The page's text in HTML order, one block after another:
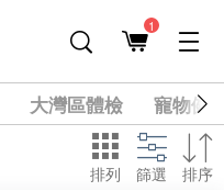
1
大灣區體檢 寵物健
排列 篩選 排序